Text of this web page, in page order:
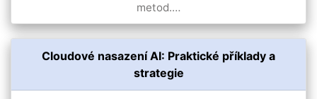
metod.…
Cloudové nasazení AI: Praktické příklady a
strategie